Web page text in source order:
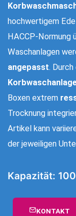
hochwertigem
HACCP-Normung
Waschanlagen
angepasst.
Boxen extrem
Trocknung
Artikel kann
der jeweiligen
Kapazität:
KONTAKT